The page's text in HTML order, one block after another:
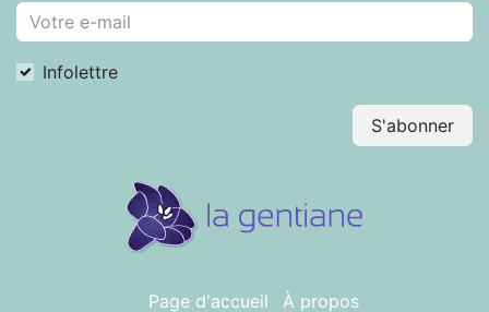
Infolettre
S'abonner
Page d'accueil À propos